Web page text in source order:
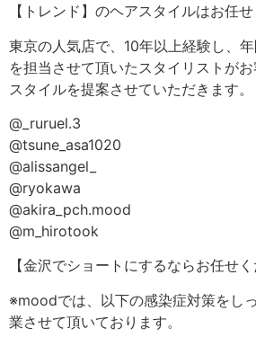
【トレンド】のヘアスタイルはお任せ
東京の人気店で、10年以上経験し、
を担当させて頂いたスタイリストが
スタイルを提案させていただきます。
@_ruruel.3
@tsune_asa1020
@alissangel_
@ryokawa
@akira_pch.mood
@m_hirotook
【金沢でショートにするならお任せ
※moodでは、以下の感染症対策をし
業させて頂いております。